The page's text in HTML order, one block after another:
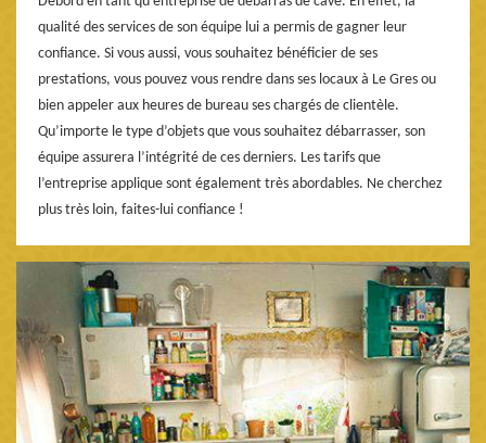
qualité des services de son équipe lui a permis de gagner leur
confiance. Si vous aussi, vous souhaitez bénéficier de ses
prestations, vous pouvez vous rendre dans ses locaux à Le Gres ou
bien appeler aux heures de bureau ses chargés de clientèle.
Qu’importe le type d’objets que vous souhaitez débarrasser, son
équipe assurera l’intégrité de ces derniers. Les tarifs que
l’entreprise applique sont également très abordables. Ne cherchez
plus très loin, faites-lui confiance !